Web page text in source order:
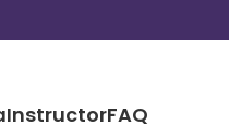
InstructorFAQ